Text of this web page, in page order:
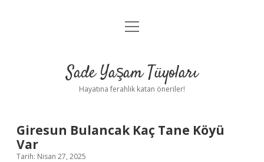
Anasayfa
Yasal Uyarı
menüyü
Sade Yaşam Tüyoları
Hayatına ferahlık katan öneriler!
Giresun Bulancak Kaç Tane Köyü
Var
Tarih: Nisan 27, 2025